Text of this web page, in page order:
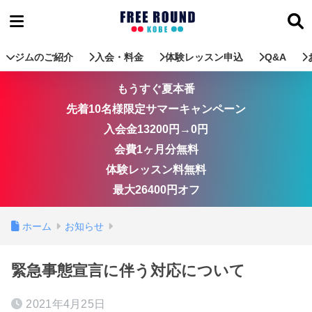
ジムのご紹介 入会・料金 体験レッスン申込 Q&A
もうすぐ夏本番
先着10名様限定サマーキャンペーン
入会金13200円→0円
会費1ヶ月分無料
体験レッスン料無料
最大26400円オフ
ホーム お知らせ
緊急事態宣言に伴う対応について
2021年4月25日